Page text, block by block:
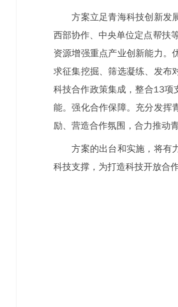
方案立足青海科技创新发展
西部协作、中央单位定点帮扶
资源增强重点产业创新能力。
求征集挖掘、筛选凝练、发布
科技合作政策集成，整合13项
能。强化合作保障。充分发挥
励、营造合作氛围，合力推动
方案的出台和实施，将有力
科技支撑，为打造科技开放合